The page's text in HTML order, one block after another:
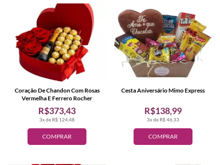
COMPRAR
3x de R$ 124,48
R$373,43
Coração De Chandon Com Rosas
Vermelha E Ferrero Rocher
COMPRAR
3x de R$ 46,33
R$138,99
Cesta Aniversário Mimo Express